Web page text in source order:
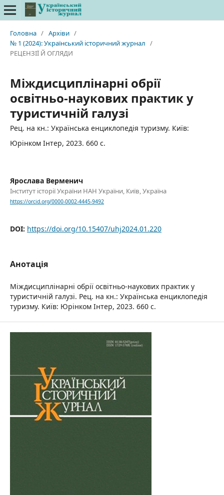
Головна / Архіви /
№ 1 (2024): Український історичний журнал /
РЕЦЕНЗІЇ Й ОГЛЯДИ
Міждисциплінарні обрії
освітньо-наукових практик у
туристичній галузі
Рец. на кн.: Українська енциклопедія туризму. Київ:
Юрінком Інтер, 2023. 660 с.
Ярослава Верменич
Інститут історії України НАН України, Київ, Україна
https://orcid.org/0000-0002-4445-9492
DOI: https://doi.org/10.15407/uhj2024.01.220
Анотація
Міждисциплінарні обрії освітньо-наукових практик у
туристичній галузі. Рец. на кн.: Українська енциклопедія
туризму. Київ: Юрінком Інтер, 2023. 660 с.